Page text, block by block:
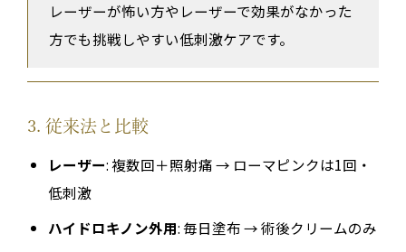
レーザーが怖い方やレーザーで効果がなかった
方でも挑戦しやすい低刺激ケアです。
3. 従来法と比較
レーザー: 複数回＋照射痛 → ローマピンクは1回・
低刺激
ハイドロキノン外用: 毎日塗布 → 術後クリームのみ